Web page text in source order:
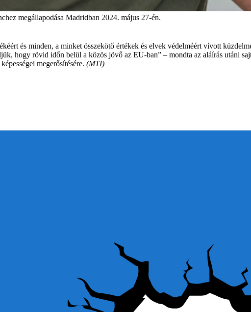
megállapodása Madridban 2024. május 27-én.
és minden, a minket összekötő értékek és elvek védelméért vívott
hogy rövid időn belül a közös jövő az EU-ban” – mondta az aláírás utáni
megerősítésére. (MTI)